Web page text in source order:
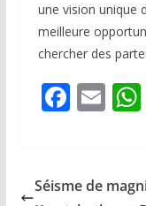
une vision unique
meilleure
chercher des
F
b
E
l
Séisme de